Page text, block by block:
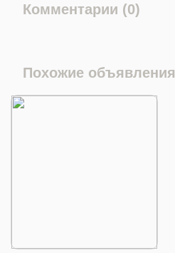
Комментарии (0)
Похожие объявления